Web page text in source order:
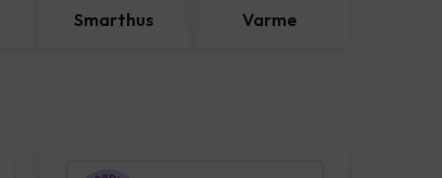
Smarthus Varme